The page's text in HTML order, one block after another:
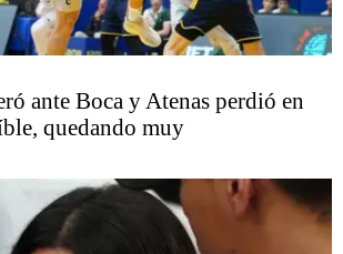
ante Boca y Atenas perdió en
quedando muy